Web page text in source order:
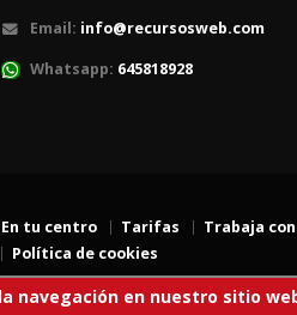
Email: info@recursosweb.com
Whatsapp: 645818928
En tu centro Tarifas Trabaja
Política de cookies
en nuestro sitio